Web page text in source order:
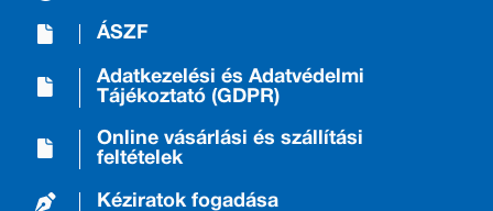
ÁSZF
Adatkezelési és Adatvédelmi
Tájékoztató (GDPR)
Online vásárlási és szállítási
feltételek
Kéziratok fogadása